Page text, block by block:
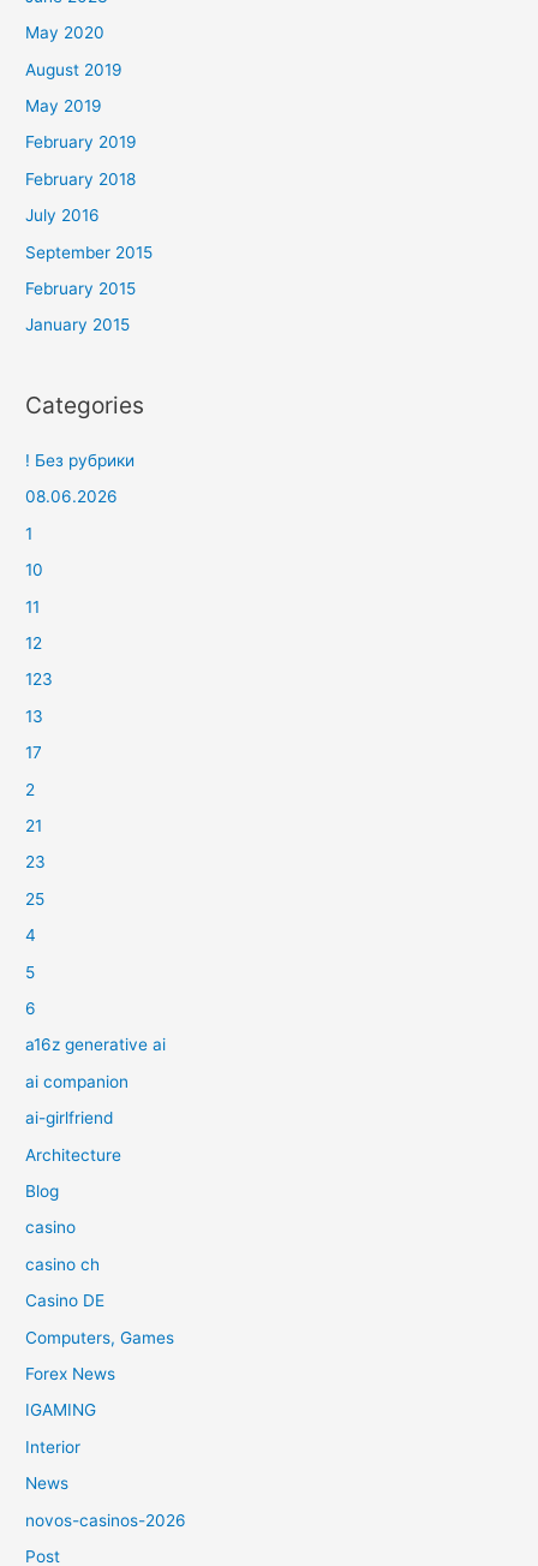
May 2020
August 2019
May 2019
February 2019
February 2018
July 2016
September 2015
February 2015
January 2015
Categories
! Без рубрики
08.06.2026
1
10
11
12
123
13
17
2
21
23
25
4
5
6
a16z generative ai
ai companion
ai-girlfriend
Architecture
Blog
casino
casino ch
Casino DE
Computers, Games
Forex News
IGAMING
Interior
News
novos-casinos-2026
Post